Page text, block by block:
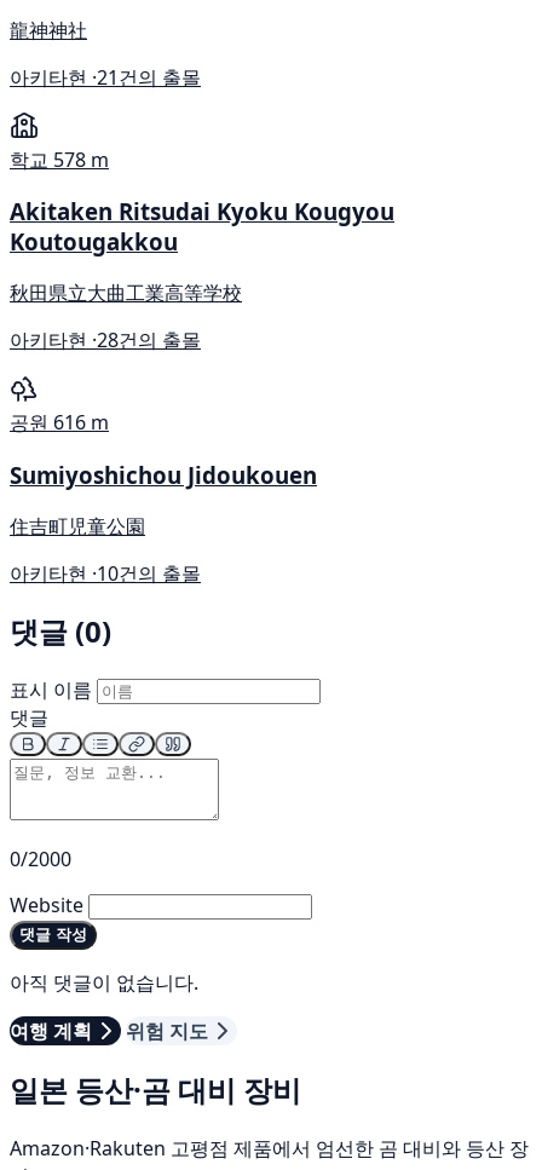
龍神神社
아키타현 ·21건의 출몰
학교 578 m
Akitaken Ritsudai Kyoku Kougyou
Koutougakkou
秋田県立大曲工業高等学校
아키타현 ·28건의 출몰
공원 616 m
Sumiyoshichou Jidoukouen
住吉町児童公園
아키타현 ·10건의 출몰
댓글 (0)
표시 이름
댓글
0/2000
Website
댓글 작성
아직 댓글이 없습니다.
여행 계획
위험 지도
일본 등산·곰 대비 장비
Amazon·Rakuten 고평점 제품에서 엄선한 곰 대비와 등산 장